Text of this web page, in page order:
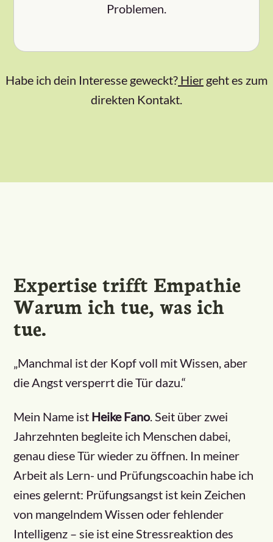
Problemen.
Habe ich dein Interesse geweckt? Hier geht es zum
direkten Kontakt.
Expertise trifft Empathie
Warum ich tue, was ich
tue.
„Manchmal ist der Kopf voll mit Wissen, aber
die Angst versperrt die Tür dazu.“
Mein Name ist Heike Fano. Seit über zwei
Jahrzehnten begleite ich Menschen dabei,
genau diese Tür wieder zu öffnen. In meiner
Arbeit als Lern- und Prüfungscoachin habe ich
eines gelernt: Prüfungsangst ist kein Zeichen
von mangelndem Wissen oder fehlender
Intelligenz – sie ist eine Stressreaktion des